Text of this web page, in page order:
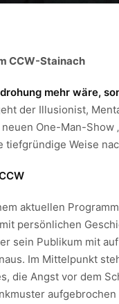
CCW-Stainach
mehr wäre,
der Illusionist,
One-Man-Show
tiefgründige Weise
aktuellen
persönlichen
sein Publikum mit
Im Mittelpunkt
die Angst vor dem